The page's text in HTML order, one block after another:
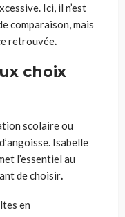
Ici, il n’est
comparaison, mais
retrouvée.
choix
scolaire ou
Isabelle
l’essentiel au
de choisir.
en